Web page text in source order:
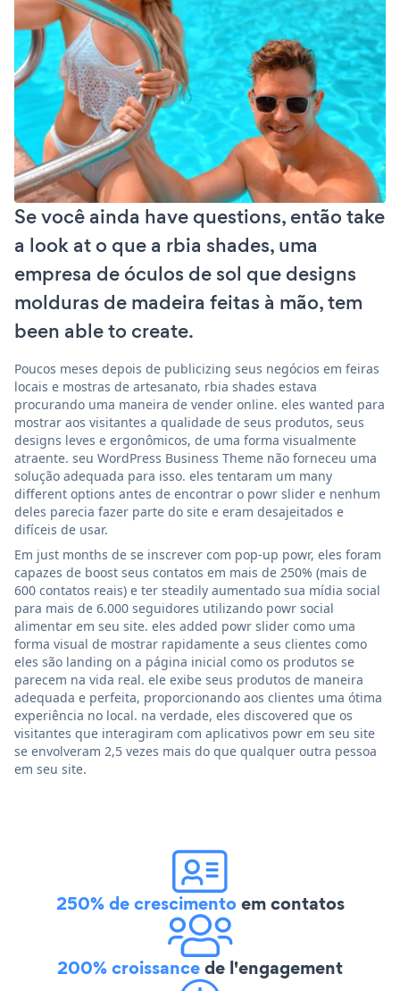
Se você ainda have questions, então take
a look at o que a rbia shades, uma
empresa de óculos de sol que designs
molduras de madeira feitas à mão, tem
been able to create.
Poucos meses depois de publicizing seus negócios em feiras
locais e mostras de artesanato, rbia shades estava
procurando uma maneira de vender online. eles wanted para
mostrar aos visitantes a qualidade de seus produtos, seus
designs leves e ergonômicos, de uma forma visualmente
atraente. seu WordPress Business Theme não forneceu uma
solução adequada para isso. eles tentaram um many
different options antes de encontrar o powr slider e nenhum
deles parecia fazer parte do site e eram desajeitados e
difíceis de usar.
Em just months de se inscrever com pop-up powr, eles foram
capazes de boost seus contatos em mais de 250% (mais de
600 contatos reais) e ter steadily aumentado sua mídia social
para mais de 6.000 seguidores utilizando powr social
alimentar em seu site. eles added powr slider como uma
forma visual de mostrar rapidamente a seus clientes como
eles são landing on a página inicial como os produtos se
parecem na vida real. ele exibe seus produtos de maneira
adequada e perfeita, proporcionando aos clientes uma ótima
experiência no local. na verdade, eles discovered que os
visitantes que interagiram com aplicativos powr em seu site
se envolveram 2,5 vezes mais do que qualquer outra pessoa
em seu site.
250% de crescimentoem contatos
200% croissancede l'engagement